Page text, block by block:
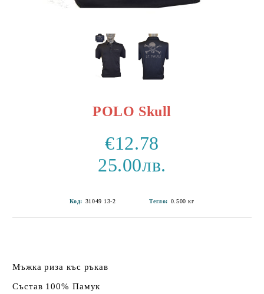
POLO Skull
€12.78
25.00лв.
Код: 31049 13-2 Тегло: 0.500 кг
Мъжка риза къс ръкав
Състав 100% Памук